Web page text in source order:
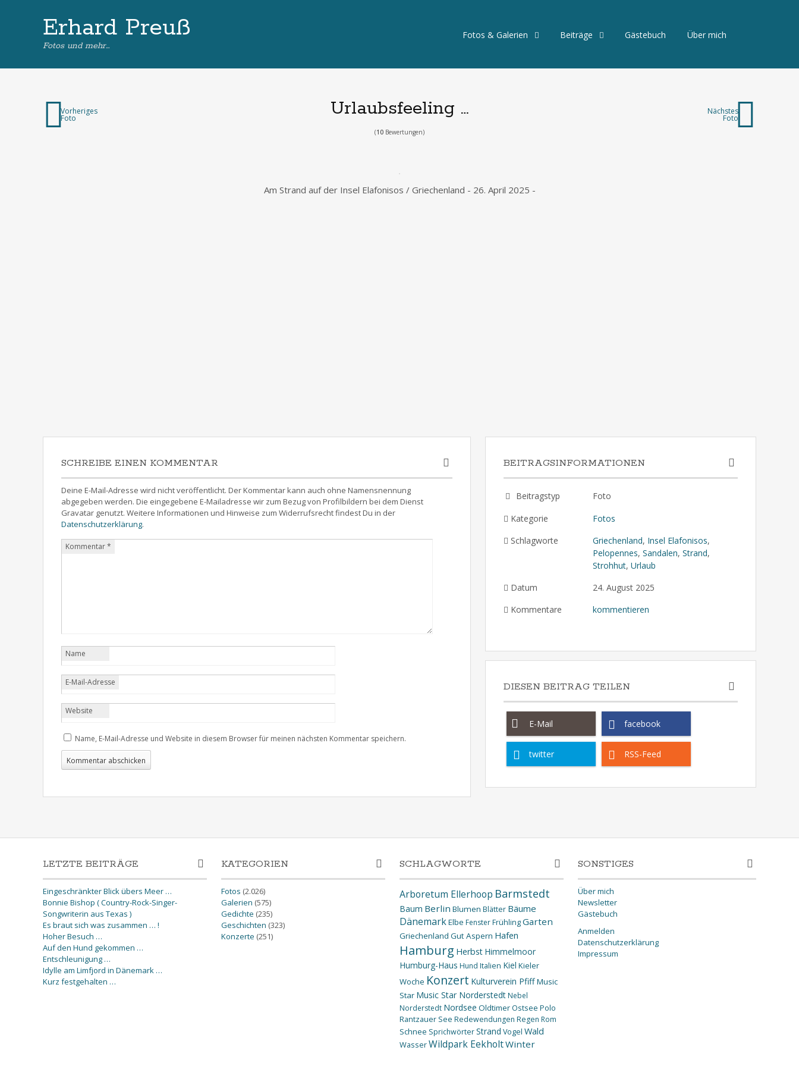
Erhard Preuß
Fotos und mehr…
Fotos & Galerien Beiträge Gästebuch Über mich
Vorheriges
Foto Urlaubsfeeling …
(10 Bewertungen)
Nächstes
Foto
Am Strand auf der Insel Elafonisos / Griechenland - 26. April 2025 -
SCHREIBE EINEN KOMMENTAR
Deine E-Mail-Adresse wird nicht veröffentlicht. Der Kommentar kann auch ohne Namensnennung
abgegeben werden. Die eingegebene E-Mailadresse wir zum Bezug von Profilbildern bei dem Dienst
Gravatar genutzt. Weitere Informationen und Hinweise zum Widerrufsrecht findest Du in der
Datenschutzerklärung.
Kommentar*
Name
E-Mail-Adresse
Website
Name, E-Mail-Adresse und Website in diesem Browser für meinen nächsten Kommentar speichern.
BEITRAGSINFORMATIONEN
Beitragstyp
Foto
Kategorie
Fotos
Schlagworte
Griechenland, Insel Elafonisos,
Pelopennes, Sandalen, Strand,
Strohhut, Urlaub
Datum
24. August 2025
Kommentare
kommentieren
DIESEN BEITRAG TEILEN
E-Mail facebook
twitter RSS-Feed
LETZTE BEITRÄGE
Eingeschränkter Blick übers Meer …
Bonnie Bishop ( Country-Rock-Singer-
Songwriterin aus Texas )
Es braut sich was zusammen … !
Hoher Besuch …
Auf den Hund gekommen …
Entschleunigung …
Idylle am Limfjord in Dänemark …
Kurz festgehalten …
KATEGORIEN
Fotos (2.026)
Galerien (575)
Gedichte (235)
Geschichten (323)
Konzerte (251)
SCHLAGWORTE
Arboretum Ellerhoop Barmstedt
Baum Berlin Blumen Blätter Bäume
DänemarkElbe FensterFrühlingGarten
Griechenland Gut Aspern Hafen
Hamburg Herbst Himmelmoor
Humburg-Haus Hund Italien Kiel Kieler
Woche Konzert Kulturverein PfiffMusic
Star Music Star Norderstedt Nebel
Norderstedt Nordsee OldtimerOstsee Polo
Rantzauer See Redewendungen Regen Rom
Schnee SprichwörterStrand Vogel Wald
WasserWildpark EekholtWinter
SONSTIGES
Über mich
Newsletter
Gästebuch
Anmelden
Datenschutzerklärung
Impressum